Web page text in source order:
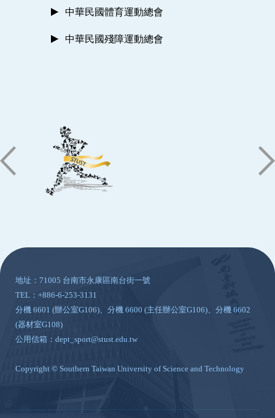
中華民國體育運動總會
中華民國殘障運動總會
地址：71005 台南市永康區南台街一號
TEL：+886-6-253-3131
分機 6601 (辦公室G106)、分機 6600 (主任辦公室G106)、分機 6602
(器材室G108)
公用信箱：dept_sport@stust.edu.tw
Copyright © Southern Taiwan University of Science and Technology